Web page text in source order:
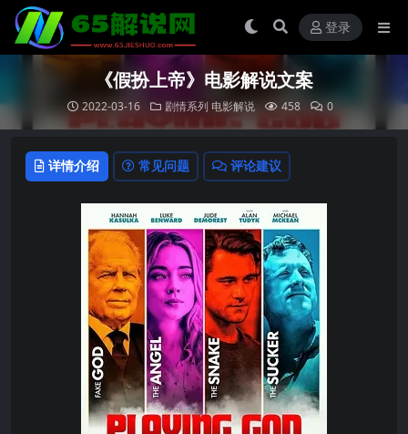
登录
《假扮上帝》电影解说文案
2022-03-16 剧情系列电影解说 458 0
详情介绍 常见问题 评论建议